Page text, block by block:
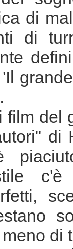
di
di
del
di
c'è
di